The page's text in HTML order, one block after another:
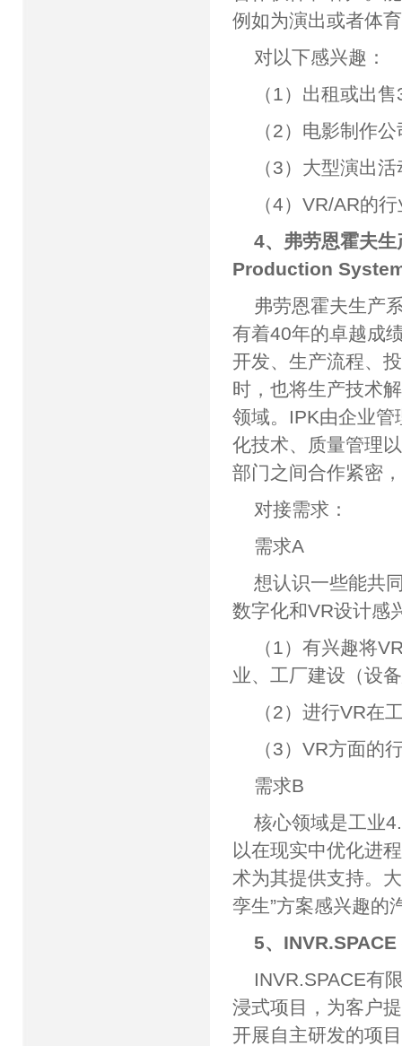
例如为演出或者体
对以下感兴趣：
（1）出租或出
（2）电影制作公
（3）大型演出
（4）VR/AR的
4、弗劳恩霍夫
Production
弗劳恩霍夫生产
有着40年的卓越成
开发、生产流程、
时，也将生产技术
领域。IPK由企业
化技术、质量管理
部门之间合作紧密
对接需求：
需求A
想认识一些能共
数字化和VR设计感
（1）有兴趣将
业、工厂建设（设
（2）进行VR在
（3）VR方面的
需求B
核心领域是工业
以在现实中优化进
术为其提供支持。
孪生”方案感兴趣的
5、
INVR.SPACE有
浸式项目，为客户
开展自主研发的项